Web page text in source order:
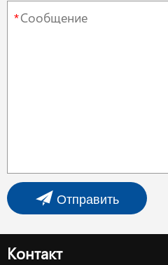
*
Отправить
Контакт